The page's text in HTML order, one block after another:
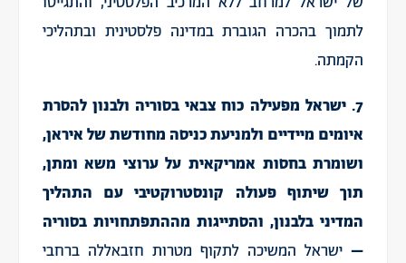
לתמוך בהכרה הגוברת במדינה פלסטינית ובתהליכי
הקמתה.
7. ישראל מפעילה כוח צבאי בסוריה ולבנון להסרת
איומים מיידיים ולמניעת כניסה מחודשת של איראן,
ושומרת בחסות אמריקאית על ערוצי משא ומתן,
תוך שיתוף פעולה קונסטרוקטיבי עם התהליך
המדיני בלבנון, והסתייגות מההתפתחויות בסוריה
–ישראל המשיכה לתקוף מטרות חזבאללה ברחבי